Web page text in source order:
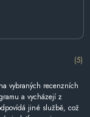
(5)
vybraných recenzních
a vycházejí z
jiné službě, což